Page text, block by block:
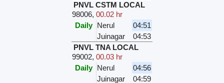
PNVL CSTM LOCAL
98006,00.02 hr
Daily Nerul
04:51
Juinagar
04:53
PNVL TNA LOCAL
99002,00.03 hr
Daily Nerul
04:56
Juinagar
04:59